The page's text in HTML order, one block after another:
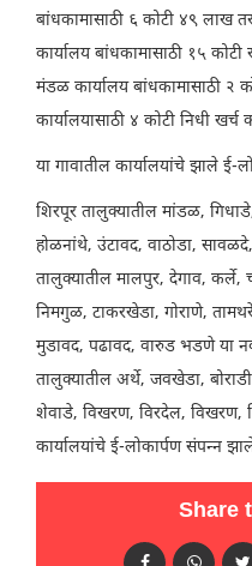
बांधकामासाठी ६ कोटी ४९ लाख
कार्यालय बांधकामासाठी १५
मंडळ कार्यालय बांधकामासाठी २
कार्यालयासाठी ४ कोटी निधी
या गावातील कार्यालयांचे झाले ई-
शिरपूर तालुक्यातील मांडळ,
होळनांथे, उंटावद, वाठोडा,
तालुक्यातील मालपुर, देगाव, कर्ले,
निमगुळ, टाकरखेडा, गोराणे,
मुडावद, पढावद, वारुड भडणे या
तालुक्यातील अर्थे, जवखेडा,
शेवाडे, विखरण, विरदेल,
कार्यालयांचे ई-लोकार्पण संपन्न
Share